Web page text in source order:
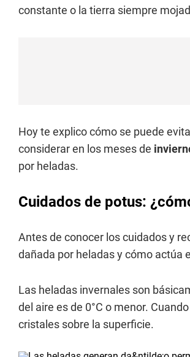
constante o la tierra siempre
Hoy te explico cómo se puede
considerar en los meses de
por heladas.
Cuidados de potus:
Antes de conocer los cuidados y
dañada por heladas y cómo actúa
Las heladas invernales son
del aire es de 0°C o menor.
cristales sobre la superficie.